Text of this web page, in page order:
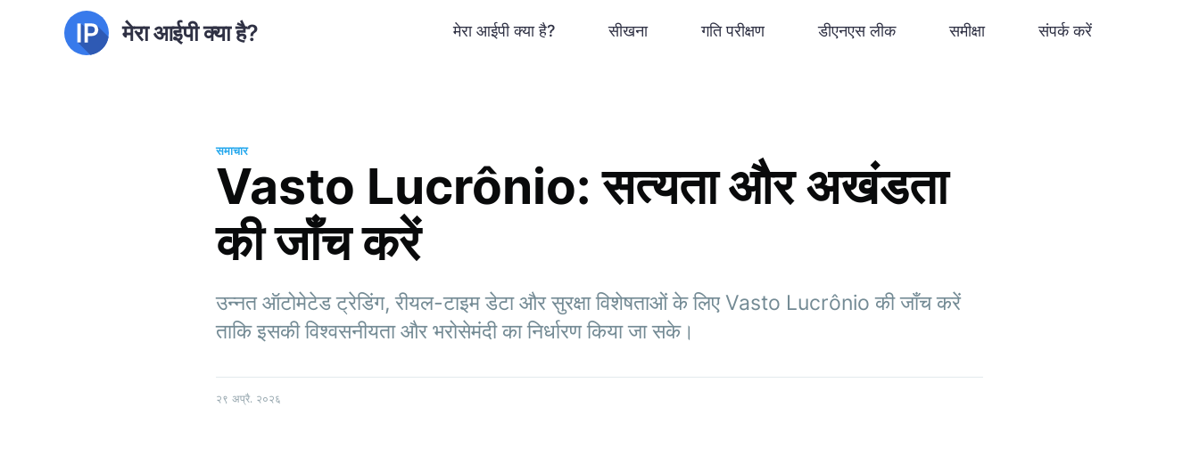
मेरा आईपी क्या है? मेरा आईपी क्या है? सीखना गति परीक्षण डीएनएस लीक समीक्षा संपर्क करें
समाचार
Vasto Lucrônio: सत्यता और अखंडता
की जाँच करें
उन्नत ऑटोमेटेड ट्रेडिंग, रीयल-टाइम डेटा और सुरक्षा विशेषताओं के लिए Vasto Lucrônio की जाँच करें
ताकि इसकी विश्वसनीयता और भरोसेमंदी का निर्धारण किया जा सके।
२९ अप्रै. २०२६